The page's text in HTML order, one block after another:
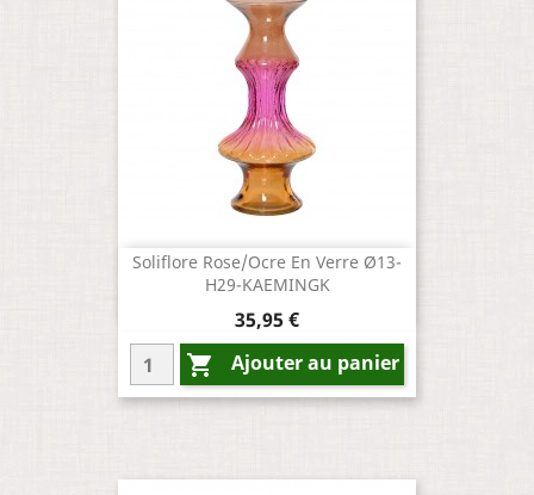
Soliflore Rose/Ocre En Verre Ø13-
H29-KAEMINGK
Prix
35,95 €
 Ajouter au panier